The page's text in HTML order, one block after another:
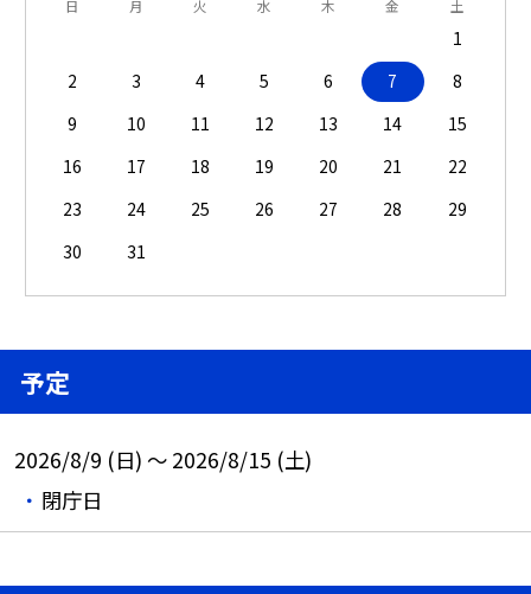
日 月 火 水 木 金 土
1
2
3 4 5 6 7
8
9
10 11 12 13 14
15
16
17 18 19 20 21
22
23
24 25 26 27 28
29
30
31
予定
2026/8/9 (日) ～ 2026/8/15 (土)
閉庁日